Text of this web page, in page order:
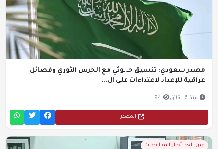
مصدر سعودي: تنسيق حـ.ـوثي مع الحرس الثوري وفصائل
عراقية للإعداد لاعتداءات على ال...
منذ 6 دقائق 84
المصدر
عدن الغد- أخبار المحافظات